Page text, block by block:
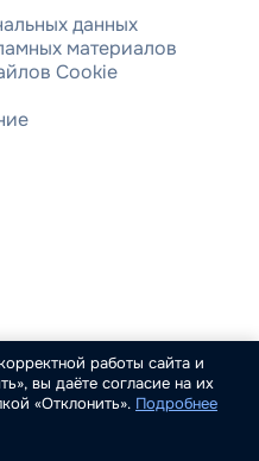
данных
материалов
Cookie
работы сайта и
вы даёте согласие на их
«Отклонить». Подробнее